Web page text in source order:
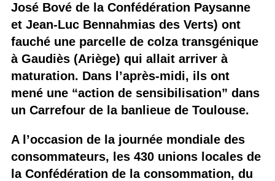
José Bové de la Confédération Paysanne
et Jean-Luc Bennahmias des Verts) ont
fauché une parcelle de colza transgénique
à Gaudiès (Ariège) qui allait arriver à
maturation. Dans l’après-midi, ils ont
mené une “action de sensibilisation” dans
un Carrefour de la banlieue de Toulouse.
A l’occasion de la journée mondiale des
consommateurs, les 430 unions locales de
la Confédération de la consommation, du